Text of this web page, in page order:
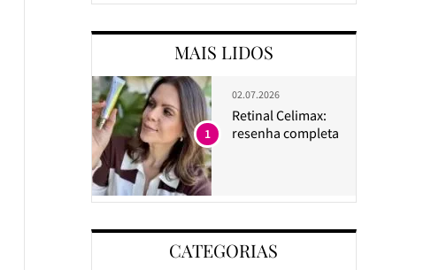
MAIS LIDOS
02.07.2026
Retinal Celimax:
resenha completa
1
CATEGORIAS